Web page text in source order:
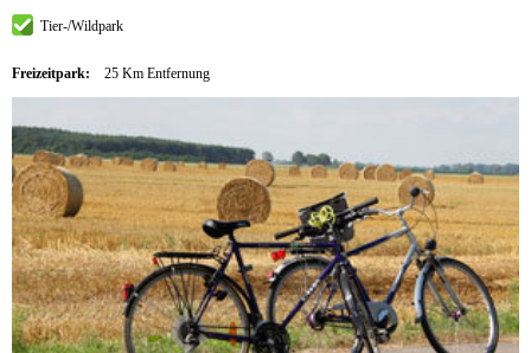
Tier-/Wildpark
Freizeitpark: 25 Km Entfernung